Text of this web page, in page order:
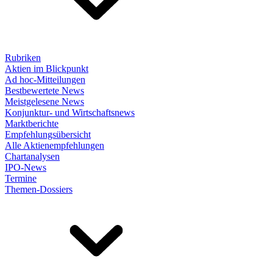
Rubriken
Aktien im Blickpunkt
Ad hoc-Mitteilungen
Bestbewertete News
Meistgelesene News
Konjunktur- und Wirtschaftsnews
Marktberichte
Empfehlungsübersicht
Alle Aktienempfehlungen
Chartanalysen
IPO-News
Termine
Themen-Dossiers